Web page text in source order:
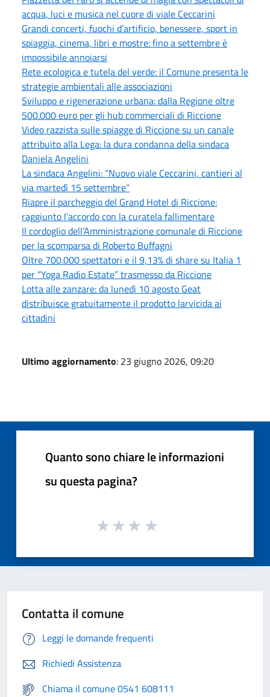
acqua, luci e musica nel cuore di viale Ceccarini
Grandi concerti, fuochi d’artificio, benessere, sport in
spiaggia, cinema, libri e mostre: fino a settembre è
impossibile annoiarsi
Rete ecologica e tutela del verde: il Comune presenta le
strategie ambientali alle associazioni
Sviluppo e rigenerazione urbana: dalla Regione oltre
500.000 euro per gli hub commerciali di Riccione
Video razzista sulle spiagge di Riccione su un canale
attribuito alla Lega: la dura condanna della sindaca
Daniela Angelini
La sindaca Angelini: “Nuovo viale Ceccarini, cantieri al
via martedì 15 settembre”
Riapre il parcheggio del Grand Hotel di Riccione:
raggiunto l’accordo con la curatela fallimentare
Il cordoglio dell’Amministrazione comunale di Riccione
per la scomparsa di Roberto Buffagni
Oltre 700.000 spettatori e il 9,13% di share su Italia 1
per “Yoga Radio Estate” trasmesso da Riccione
Lotta alle zanzare: da lunedì 10 agosto Geat
distribuisce gratuitamente il prodotto larvicida ai
cittadini
Ultimo aggiornamento: 23 giugno 2026, 09:20
Quanto sono chiare le informazioni
su questa pagina?
Contatta il comune
Leggi le domande frequenti
Richiedi Assistenza
Chiama il comune 0541 608111